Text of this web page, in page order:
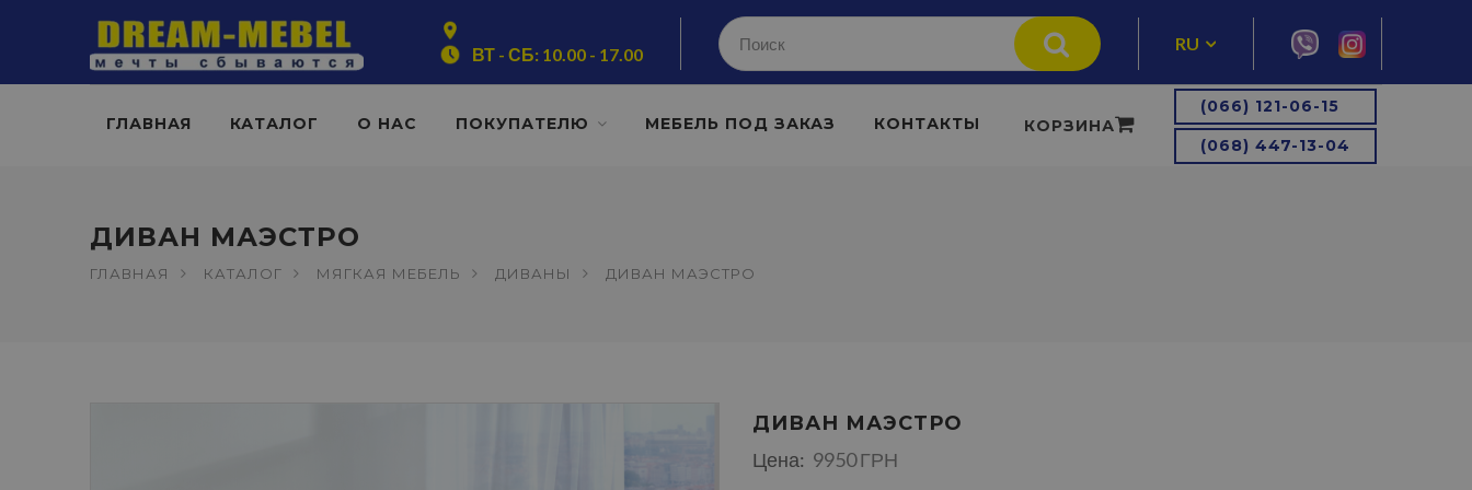
ВТ - СБ: 10.00 - 17.00
RU
ГЛАВНАЯ КАТАЛОГ О НАС ПОКУПАТЕЛЮ МЕБЕЛЬ ПОД ЗАКАЗ КОНТАКТЫ
(066) 121-06-15
(068) 447-13-04
КОРЗИНА
ДИВАН МАЭСТРО
ГЛАВНАЯ КАТАЛОГ МЯГКАЯ МЕБЕЛЬ ДИВАНЫ ДИВАН МАЭСТРО
ДИВАН МАЭСТРО
Цена: 9950 ГРН